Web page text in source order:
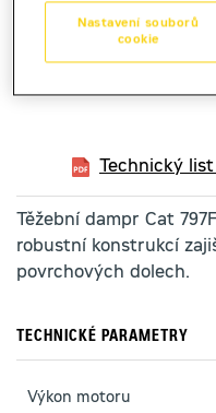
Technický list
Těžební dampr Cat
robustní konstrukcí
povrchových dolech.
TECHNICKÉ PARAMETRY
Výkon motoru
Nastavení souborů
cookie